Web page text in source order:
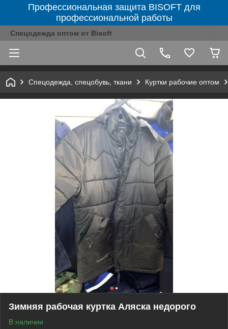
Профессиональная защита BISOFT для
профессиональной работы
Спецодежда оптом от Bisoft
Спецодежда, спецобувь, ткани Куртки рабочие оптом
Зимняя рабочая куртка Аляска недорого
В наличии